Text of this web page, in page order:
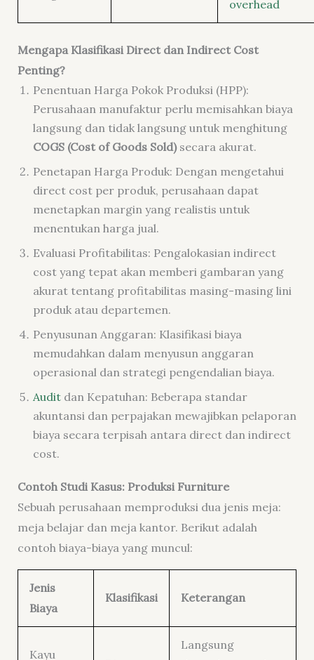
overhead
Mengapa Klasifikasi Direct dan Indirect Cost
Penting?
Penentuan Harga Pokok Produksi (HPP):
Perusahaan manufaktur perlu memisahkan biaya
langsung dan tidak langsung untuk menghitung
COGS (Cost of Goods Sold)secara akurat.
Penetapan Harga Produk: Dengan mengetahui
direct cost per produk, perusahaan dapat
menetapkan margin yang realistis untuk
menentukan harga jual.
Evaluasi Profitabilitas: Pengalokasian indirect
cost yang tepat akan memberi gambaran yang
akurat tentang profitabilitas masing-masing lini
produk atau departemen.
Penyusunan Anggaran: Klasifikasi biaya
memudahkan dalam menyusun anggaran
operasional dan strategi pengendalian biaya.
Auditdan Kepatuhan: Beberapa standar
akuntansi dan perpajakan mewajibkan pelaporan
biaya secara terpisah antara direct dan indirect
cost.
Contoh Studi Kasus: Produksi Furniture
Sebuah perusahaan memproduksi dua jenis meja:
meja belajar dan meja kantor. Berikut adalah
contoh biaya-biaya yang muncul:
Jenis
Biaya
Klasifikasi Keterangan
Kayu
Langsung